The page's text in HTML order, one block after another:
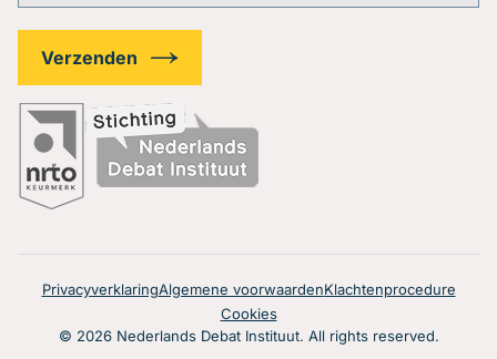
PrivacyverklaringAlgemene voorwaardenKlachtenprocedure
Cookies
© 2026 Nederlands Debat Instituut. All rights reserved.